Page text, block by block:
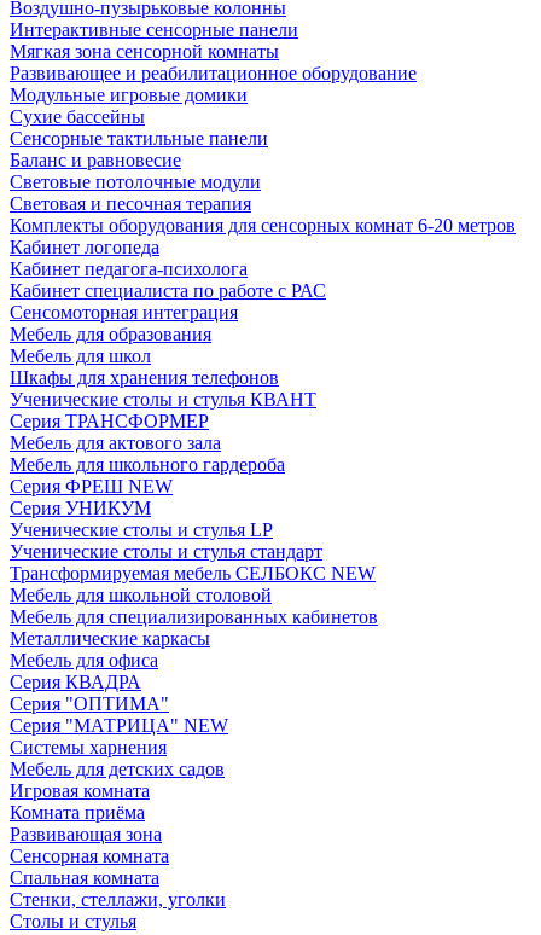
Воздушно-пузырьковые колонны
Интерактивные сенсорные панели
Мягкая зона сенсорной комнаты
Развивающее и реабилитационное оборудование
Модульные игровые домики
Сухие бассейны
Сенсорные тактильные панели
Баланс и равновесие
Световые потолочные модули
Световая и песочная терапия
Комплекты оборудования для сенсорных комнат 6-20 метров
Кабинет логопеда
Кабинет педагога-психолога
Кабинет специалиста по работе с РАС
Сенсомоторная интеграция
Мебель для образования
Мебель для школ
Шкафы для хранения телефонов
Ученические столы и стулья КВАНТ
Серия ТРАНСФОРМЕР
Мебель для актового зала
Мебель для школьного гардероба
Серия ФРЕШ NEW
Серия УНИКУМ
Ученические столы и стулья LP
Ученические столы и стулья стандарт
Трансформируемая мебель СЕЛБОКС NEW
Мебель для школьной столовой
Мебель для специализированных кабинетов
Металлические каркасы
Мебель для офиса
Серия КВАДРА
Серия "ОПТИМА"
Серия "МАТРИЦА" NEW
Системы харнения
Мебель для детских садов
Игровая комната
Комната приёма
Развивающая зона
Сенсорная комната
Спальная комната
Стенки, стеллажи, уголки
Столы и стулья